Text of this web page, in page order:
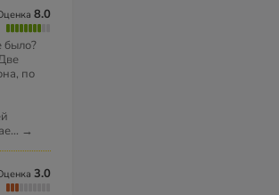
Оценка
8.0
было?
по
... →
Оценка
3.0